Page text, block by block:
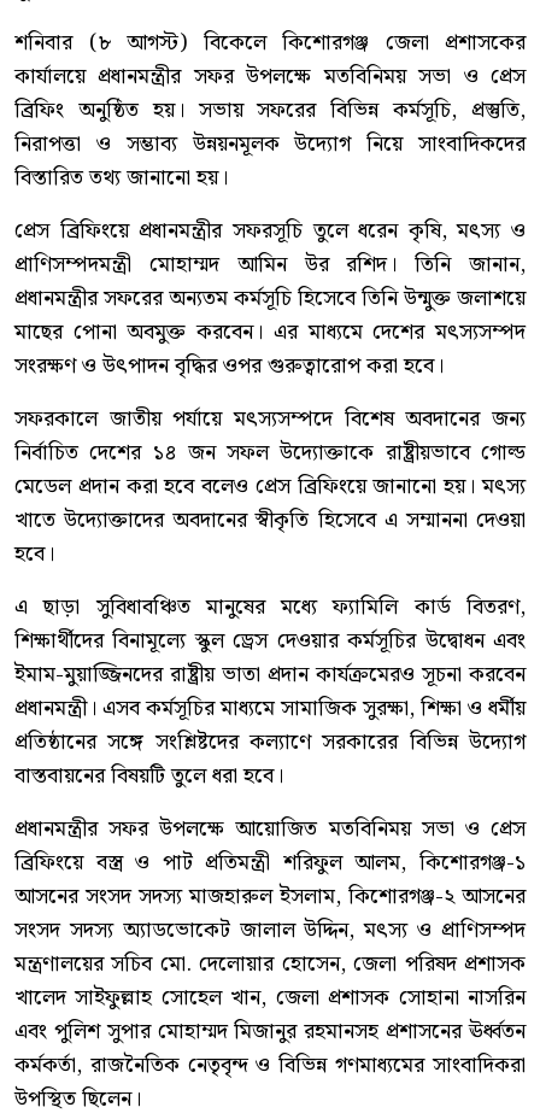
শনিবার (৮ আগস্ট) বিকেলে কিশোরগঞ্জ জেলা প্রশাসকের
কার্যালয়ে প্রধানমন্ত্রীর সফর উপলক্ষে মতবিনিময় সভা ও প্রেস
ব্রিফিং অনুষ্ঠিত হয়। সভায় সফরের বিভিন্ন কর্মসূচি, প্রস্তুতি,
নিরাপত্তা ও সম্ভাব্য উন্নয়নমূলক উদ্যোগ নিয়ে সাংবাদিকদের
বিস্তারিত তথ্য জানানো হয়।
প্রেস ব্রিফিংয়ে প্রধানমন্ত্রীর সফরসূচি তুলে ধরেন কৃষি, মৎস্য ও
প্রাণিসম্পদমন্ত্রী মোহাম্মদ আমিন উর রশিদ। তিনি জানান,
প্রধানমন্ত্রীর সফরের অন্যতম কর্মসূচি হিসেবে তিনি উন্মুক্ত জলাশয়ে
মাছের পোনা অবমুক্ত করবেন। এর মাধ্যমে দেশের মৎস্যসম্পদ
সংরক্ষণ ও উৎপাদন বৃদ্ধির ওপর গুরুত্বারোপ করা হবে।
সফরকালে জাতীয় পর্যায়ে মৎস্যসম্পদে বিশেষ অবদানের জন্য
নির্বাচিত দেশের ১৪ জন সফল উদ্যোক্তাকে রাষ্ট্রীয়ভাবে গোল্ড
মেডেল প্রদান করা হবে বলেও প্রেস ব্রিফিংয়ে জানানো হয়। মৎস্য
খাতে উদ্যোক্তাদের অবদানের স্বীকৃতি হিসেবে এ সম্মাননা দেওয়া
হবে।
এ ছাড়া সুবিধাবঞ্চিত মানুষের মধ্যে ফ্যামিলি কার্ড বিতরণ,
শিক্ষার্থীদের বিনামূল্যে স্কুল ড্রেস দেওয়ার কর্মসূচির উদ্বোধন এবং
ইমাম-মুয়াজ্জিনদের রাষ্ট্রীয় ভাতা প্রদান কার্যক্রমেরও সূচনা করবেন
প্রধানমন্ত্রী। এসব কর্মসূচির মাধ্যমে সামাজিক সুরক্ষা, শিক্ষা ও ধর্মীয়
প্রতিষ্ঠানের সঙ্গে সংশ্লিষ্টদের কল্যাণে সরকারের বিভিন্ন উদ্যোগ
বাস্তবায়নের বিষয়টি তুলে ধরা হবে।
প্রধানমন্ত্রীর সফর উপলক্ষে আয়োজিত মতবিনিময় সভা ও প্রেস
ব্রিফিংয়ে বস্ত্র ও পাট প্রতিমন্ত্রী শরিফুল আলম, কিশোরগঞ্জ-১
আসনের সংসদ সদস্য মাজহারুল ইসলাম, কিশোরগঞ্জ-২ আসনের
সংসদ সদস্য অ্যাডভোকেট জালাল উদ্দিন, মৎস্য ও প্রাণিসম্পদ
মন্ত্রণালয়ের সচিব মো. দেলোয়ার হোসেন, জেলা পরিষদ প্রশাসক
খালেদ সাইফুল্লাহ সোহেল খান, জেলা প্রশাসক সোহানা নাসরিন
এবং পুলিশ সুপার মোহাম্মদ মিজানুর রহমানসহ প্রশাসনের ঊর্ধ্বতন
কর্মকর্তা, রাজনৈতিক নেতৃবৃন্দ ও বিভিন্ন গণমাধ্যমের সাংবাদিকরা
উপস্থিত ছিলেন।